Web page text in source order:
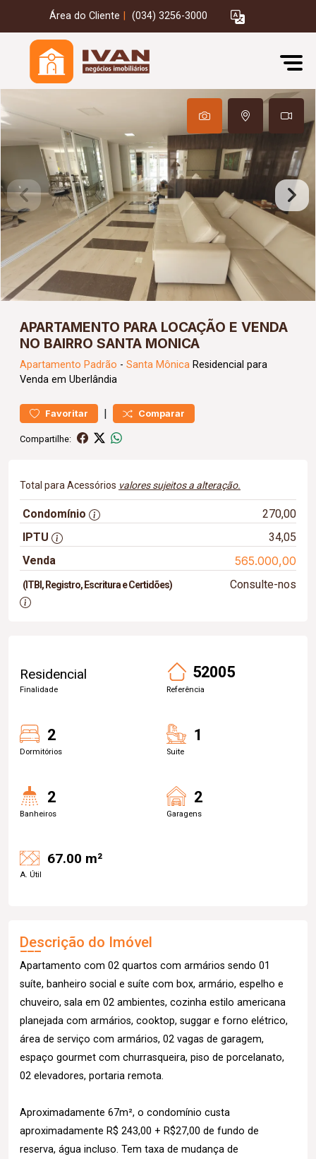
Área do Cliente (034) 3256-3000
APARTAMENTO PARA LOCAÇÃO E VENDA
NO BAIRRO SANTA MONICA
Apartamento Padrão - Santa Mônica Residencial para
Venda em Uberlândia
Favoritar | Comparar
Compartilhe:
Total para Acessórios valores sujeitos a alteração.
Condomínio
270,00
IPTU
34,05
Venda
565.000,00
(ITBI, Registro, Escritura e Certidões) Consulte-nos
Residencial
Finalidade
52005
Referência
2
Dormitórios
1
Suite
2
Banheiros
2
Garagens
67.00 m²
A. Útil
Descrição do Imóvel
Apartamento com 02 quartos com armários sendo 01
suíte, banheiro social e suíte com box, armário, espelho e
chuveiro, sala em 02 ambientes, cozinha estilo americana
planejada com armários, cooktop, suggar e forno elétrico,
área de serviço com armários, 02 vagas de garagem,
espaço gourmet com churrasqueira, piso de porcelanato,
02 elevadores, portaria remota.
Aproximadamente 67m², o condomínio custa
aproximadamente R$ 243,00 + R$27,00 de fundo de
reserva, água incluso. Tem taxa de mudança de